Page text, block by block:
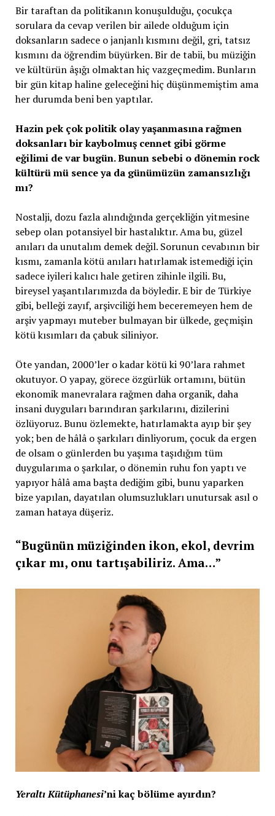
Bir taraftan da politikanın konuşulduğu, çocukça
sorulara da cevap verilen bir ailede olduğum için
doksanların sadece o janjanlı kısmını değil, gri, tatsız
kısmını da öğrendim büyürken. Bir de tabii, bu müziğin
ve kültürün âşığı olmaktan hiç vazgeçmedim. Bunların
bir gün kitap haline geleceğini hiç düşünmemiştim ama
her durumda beni ben yaptılar.
Hazin pek çok politik olay yaşanmasına rağmen
doksanları bir kaybolmuş cennet gibi görme
eğilimi de var bugün. Bunun sebebi o dönemin rock
kültürü mü sence ya da günümüzün zamansızlığı
mı?
Nostalji, dozu fazla alındığında gerçekliğin yitmesine
sebep olan potansiyel bir hastalıktır. Ama bu, güzel
anıları da unutalım demek değil. Sorunun cevabının bir
kısmı, zamanla kötü anıları hatırlamak istemediği için
sadece iyileri kalıcı hale getiren zihinle ilgili. Bu,
bireysel yaşantılarımızda da böyledir. E bir de Türkiye
gibi, belleği zayıf, arşivciliği hem beceremeyen hem de
arşiv yapmayı muteber bulmayan bir ülkede, geçmişin
kötü kısımları da çabuk siliniyor.
Öte yandan, 2000’ler o kadar kötü ki 90’lara rahmet
okutuyor. O yapay, görece özgürlük ortamını, bütün
ekonomik manevralara rağmen daha organik, daha
insani duyguları barındıran şarkılarını, dizilerini
özlüyoruz. Bunu özlemekte, hatırlamakta ayıp bir şey
yok; ben de hâlâ o şarkıları dinliyorum, çocuk da ergen
de olsam o günlerden bu yaşıma taşıdığım tüm
duygularıma o şarkılar, o dönemin ruhu fon yaptı ve
yapıyor hâlâ ama başta dediğim gibi, bunu yaparken
bize yapılan, dayatılan olumsuzlukları unutursak asıl o
zaman hataya düşeriz.
“Bugünün müziğinden ikon, ekol, devrim
çıkar mı, onu tartışabiliriz. Ama…”
Yeraltı Kütüphanesi’ni kaç bölüme ayırdın?